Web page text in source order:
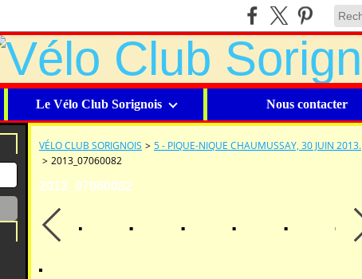
Le Vélo Club Sorignois Nous contacter
VÉLO CLUB SORIGNOIS > 5 - PIQUE-NIQUE CHAUMUSSAY, 30 JUIN 2013.
> 2013_07060082
2013_07060082